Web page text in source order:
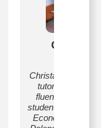
Christabel is a
tutor from
fluent in English,
student at the
Economics in